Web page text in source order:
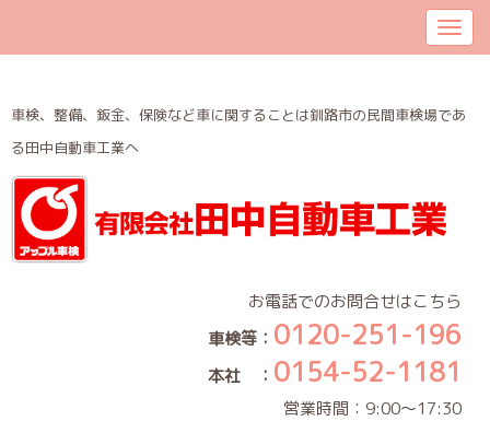
車検、整備、鈑金、保険など車に関することは釧路市の民間車検場であ
る田中自動車工業へ
お電話でのお問合せはこちら
車検等： 0120-251-196
本社 ： 0154-52-1181
営業時間：9:00～17:30